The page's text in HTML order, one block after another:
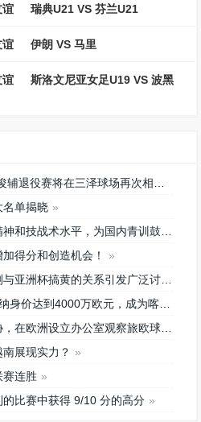
谊 瑞典U21 VS 芬兰U21
谊 伊朗 VS 马里
谊
斯洛文尼亚女足U19 VS 波黑
退役赛将在三泽球场再次相聚
名单揭晓
和技战术水平，为国内青训鼓舞
得分和创造机会！
亚洲杯搞黄的关系引发广泛讨论
到4000万欧元，成为喀麦隆最贵门将
洲设立办公室观察旅欧球员的身体情况
展现实力？
赛连胜
比赛中获得 9/10 分的高分